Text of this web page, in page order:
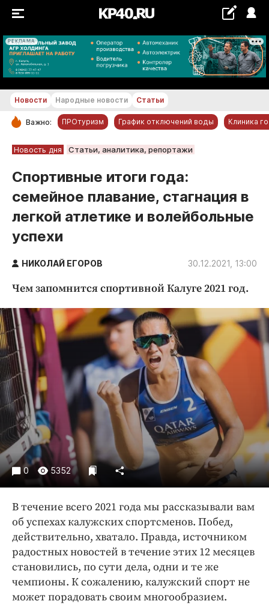
РЕКЛАМА
+18...+19 °С
РУБРИКИ
Новости компаний
Статьи
Народные новости
Авто и транспорт
Благоустройство
Культура
Недвижимость и ЖКХ
Образование
Общество
Погода
Праздники
Происшествия
Спорт
Экономика и бизнес
ПРОЕКТЫ
Блоги
Издания
Медиаперсона
Интересное чтиво
Клиника года
Бренд года
Работодатель года
Новости Народные новости Статьи
Важно: ПРОтуризм График отключений воды Клиника
Новость дня Статьи, аналитика, репортажи
Спортивные итоги года:
семейное плавание, стагнация в
легкой атлетике и волейбольные
успехи
НИКОЛАЙ ЕГОРОВ 30.12.2021, 13:00
Чем запомнится спортивной Калуге 2021 год.
0 5352
В течение всего 2021 года мы рассказывали вам
об успехах калужских спортсменов. Побед,
действительно, хватало. Правда, источником
радостных новостей в течение этих 12 месяцев
становились, по сути дела, одни и те же
чемпионы. К сожалению, калужский спорт не
может порадовать своим многообразием.